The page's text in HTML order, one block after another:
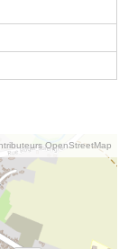
OpenStreetMap